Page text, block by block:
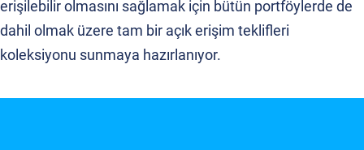
erişilebilir olmasını sağlamak için bütün portföylerde de
dahil olmak üzere tam bir açık erişim teklifleri
koleksiyonu sunmaya hazırlanıyor.